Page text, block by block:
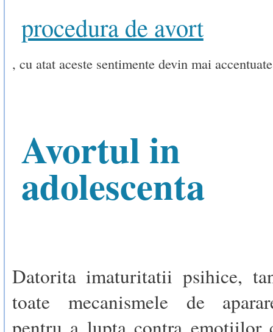
procedura de avort
, cu atat aceste sentimente devin mai
Avortul in
adolescenta
Datorita imaturitatii psihice,
toate mecanismele de